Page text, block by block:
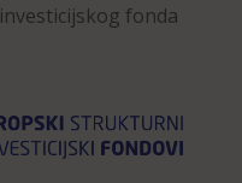
fonda